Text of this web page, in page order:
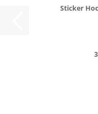
Sti­cker